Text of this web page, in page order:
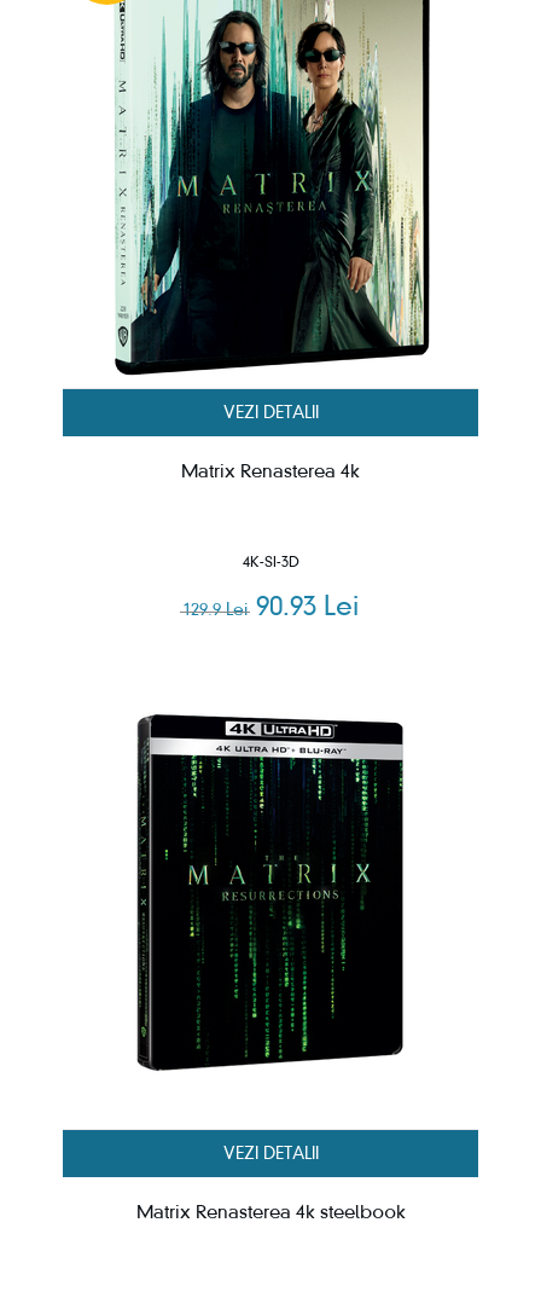
VEZI DETALII
Matrix Renasterea 4k
4K-SI-3D
129.9 Lei 90.93 Lei
VEZI DETALII
Matrix Renasterea 4k steelbook